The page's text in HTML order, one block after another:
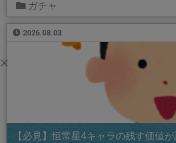
ガチャ
2026.08.03
【必見】恒常星4キャラの残す価値